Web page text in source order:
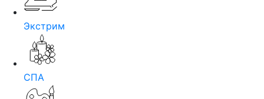
Экстрим
СПА